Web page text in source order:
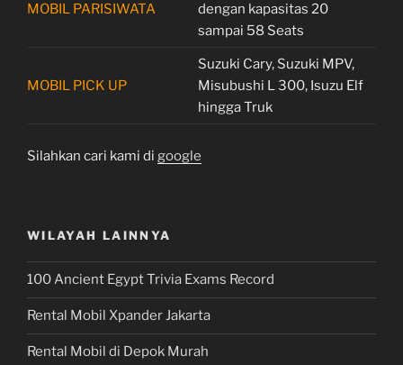
MOBIL PARISIWATA
dengan kapasitas 20
sampai 58 Seats
MOBIL PICK UP
Suzuki Cary, Suzuki MPV,
Misubushi L 300, Isuzu Elf
hingga Truk
Silahkan cari kami di google
WILAYAH LAINNYA
100 Ancient Egypt Trivia Exams Record
Rental Mobil Xpander Jakarta
Rental Mobil di Depok Murah